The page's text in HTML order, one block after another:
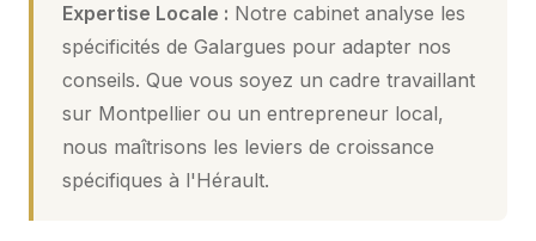
Expertise Locale : Notre cabinet analyse les
spécificités de Galargues pour adapter nos
conseils. Que vous soyez un cadre travaillant
sur Montpellier ou un entrepreneur local,
nous maîtrisons les leviers de croissance
spécifiques à l'Hérault.